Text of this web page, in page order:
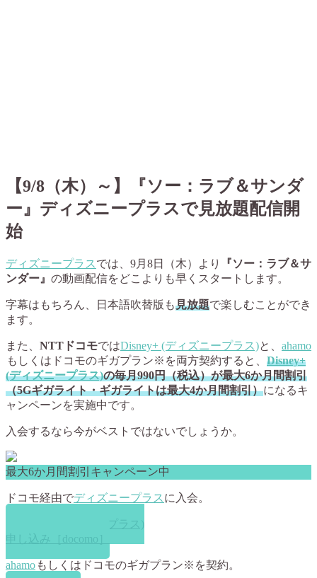
【9/8（木）～】『ソー：ラブ＆サンダ
ー』ディズニープラスで見放題配信開
始
ディズニープラス では、9月8日（木）より
『ソー：ラブ＆サ
ンダー』 の動画配信をどこよりも早くスタートします。
字幕はもちろん、日本語吹替版も見放題で楽しむことができ
ます。
また、 NTTドコモではDisney+ (ディズニープラス)と、 ahamo
もしくはドコモのギガプラン※を両方契約すると、 Disney+
(ディズニープラス)の毎月990円（税込）が最大6か月間割引
（5Gギガライト・ギガライトは最大4か月間割引）になるキ
ャンペーンを実施中です。
入会するなら今がベストではないでしょうか。
最大6か月間割引キャンペーン中
ドコモ経由でディズニープラス に入会。
Disney+ (ディズニープラス)
申し込み［docomo］
ahamo もしくはドコモのギガプラン※を契約。